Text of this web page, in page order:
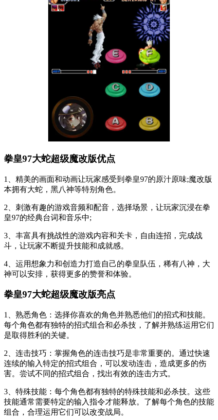
拳皇97大蛇超级魔改版优点
1、精美的画面和动画让玩家感受到拳皇97的原汁原味;魔改版
本拥有大蛇，黑八神等特别角色。
2、刺激有趣的游戏音频和配音，选择场景，让玩家沉浸在拳
皇97的经典台词和音乐中;
3、丰富具有挑战性的游戏内容和关卡，自由连招，完成战
斗，让玩家不断提升技能和成就感。
4、运用想象力和创造力打造自己的拳皇队伍，稀有八神，大
神可以安排，获得更多的赞誉和体验。
拳皇97大蛇超级魔改版亮点
1、熟悉角色：选择你喜欢的角色并熟悉他们的招式和技能。
每个角色都有独特的招式组合和必杀技，了解并熟练运用它们
是取得胜利的关键。
2、连击技巧：掌握角色的连击技巧是非常重要的。通过快速
连续的输入特定的招式组合，可以发动连击，造成更多的伤
害。尝试不同的招式组合，找出有效的连击方式。
3、特殊技能：每个角色都有独特的特殊技能和必杀技。这些
技能通常需要特定的输入指令才能释放。了解每个角色的技能
组合，合理运用它们可以改变战局。